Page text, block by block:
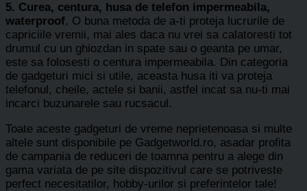
5. Curea, centura, husa de telefon impermeabila,
waterproof. O buna metoda de a-ti proteja lucrurile de
capriciile vremii, mai ales daca nu vrei sa calatoresti tot
drumul cu un ghiozdan in spate sau o geanta pe umar,
este sa folosesti o centura impermeabila. Din categoria
de gadgeturi mici si utile, aceasta husa iti va proteja
telefonul, cheile, actele si banii, astfel incat sa nu-ti mai
incarci buzunarele sau rucsacul.
Toate aceste gadgeturi de vreme neprietenoasa si multe
altele sunt disponibile pe Gadgetworld.ro, asadar profita
de campania de reduceri de toamna pentru a alege din
gama variata de pe site dispozitivul care se potriveste
perfect necesitatilor, hobby-urilor si preferintelor tale!